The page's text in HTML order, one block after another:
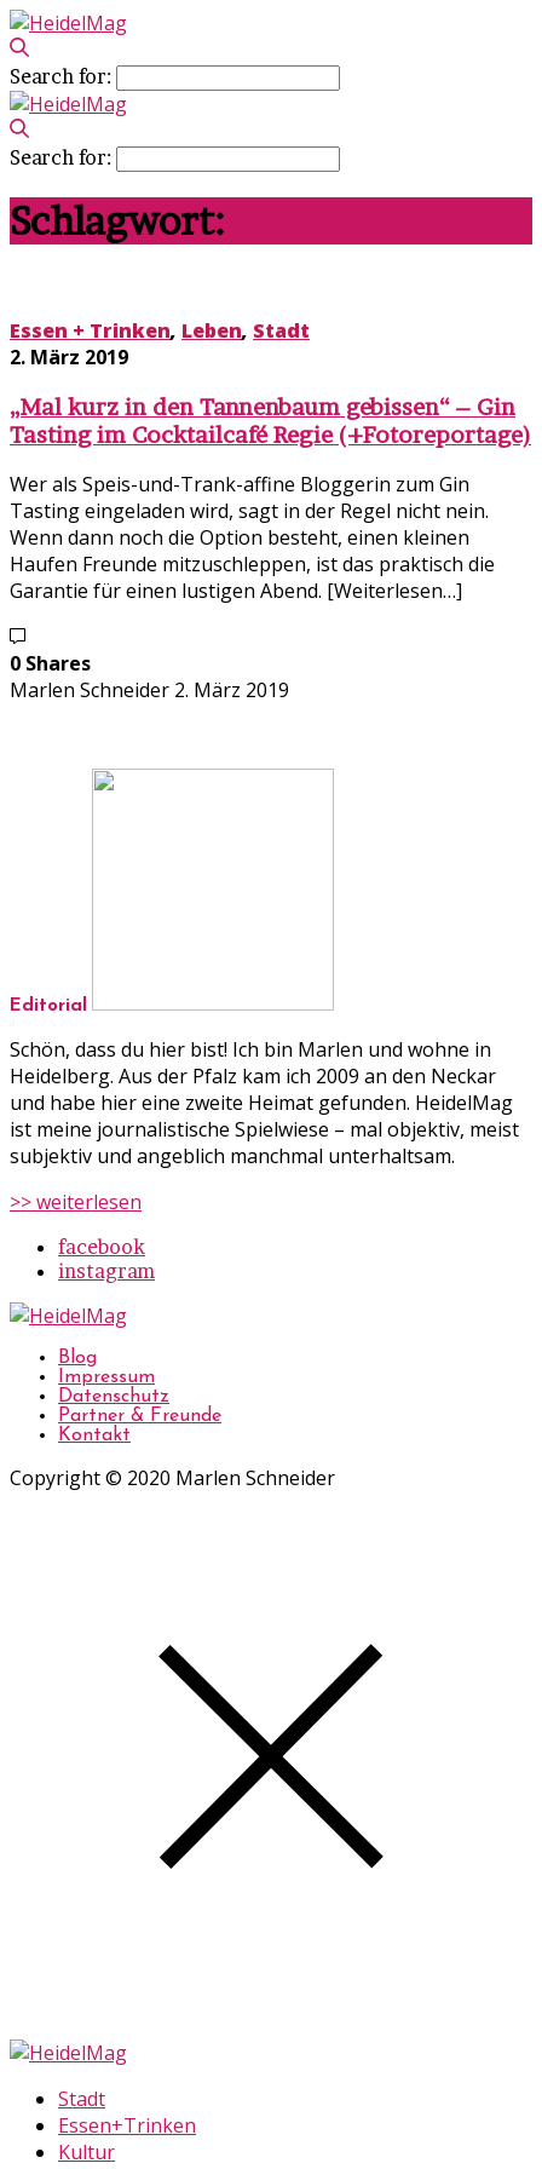
Search for:
Search for:
Schlagwort:
Essen + Trinken, Leben, Stadt
2. März 2019
„Mal kurz in den Tannenbaum gebissen“ – Gin
Tasting im Cocktailcafé Regie (+Fotoreportage)
Wer als Speis-und-Trank-affine Bloggerin zum Gin
Tasting eingeladen wird, sagt in der Regel nicht nein.
Wenn dann noch die Option besteht, einen kleinen
Haufen Freunde mitzuschleppen, ist das praktisch die
Garantie für einen lustigen Abend. [Weiterlesen…]
0 Shares
Marlen Schneider 2. März 2019
Editorial
Schön, dass du hier bist! Ich bin Marlen und wohne in
Heidelberg. Aus der Pfalz kam ich 2009 an den Neckar
und habe hier eine zweite Heimat gefunden. HeidelMag
ist meine journalistische Spielwiese – mal objektiv, meist
subjektiv und angeblich manchmal unterhaltsam.
>> weiterlesen
facebook
instagram
Blog
Impressum
Datenschutz
Partner & Freunde
Kontakt
Copyright © 2020 Marlen Schneider
Stadt
Essen+Trinken
Kultur